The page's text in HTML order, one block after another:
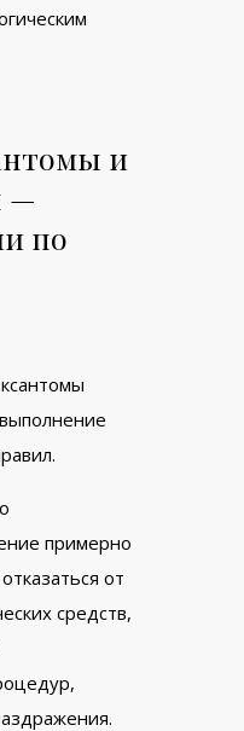
и
—
по
примерно
от
средств,